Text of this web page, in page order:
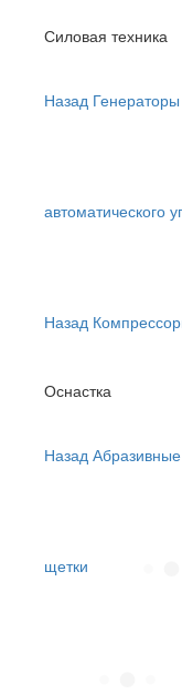
Силовая техника
Назад
автоматического
Назад
Оснастка
Назад Абразивные
щетки